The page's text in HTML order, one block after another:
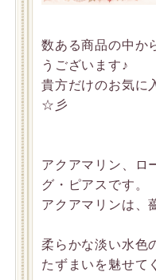
数ある商品の中か
うございます♪
貴方だけのお気に
☆彡
アクアマリン、ロ
グ・ピアスです。
アクアマリンは、
柔らかな淡い水色
たずまいを魅せて